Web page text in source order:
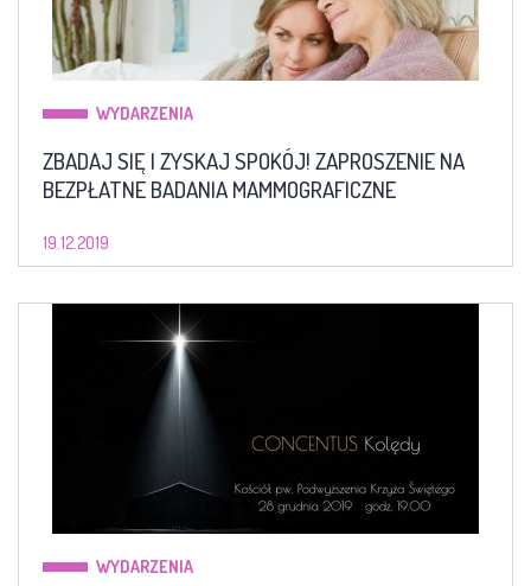
WYDARZENIA
ZBADAJ SIĘ I ZYSKAJ SPOKÓJ! ZAPROSZENIE NA
BEZPŁATNE BADANIA MAMMOGRAFICZNE
19.12.2019
WYDARZENIA